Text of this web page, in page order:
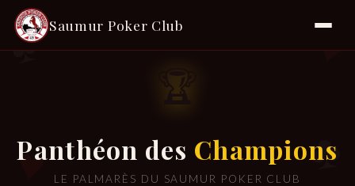
Saumur Poker Club
♠
♥
♦
♣
🏆
Panthéon des Champions
LE PALMARÈS DU SAUMUR POKER CLUB